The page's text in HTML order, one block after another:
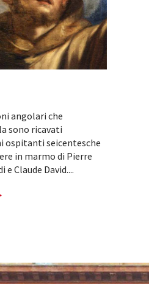
angolari che
sono ricavati
seicentesche
in marmo di Pierre
e Claude David....